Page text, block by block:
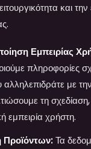
και
Εμπειρίας
πληροφορίες
με
τη
εμπειρία χρήστη.
Προϊόντων:Τα